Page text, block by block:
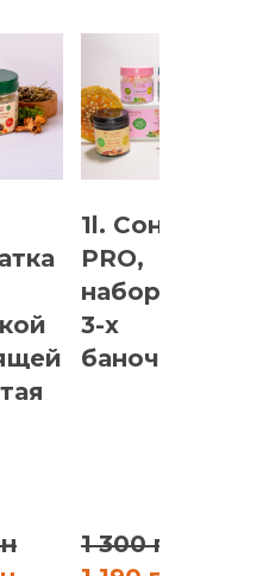
1l. Сон
PRO,
набор из
3-х
баночек
1 300 грн